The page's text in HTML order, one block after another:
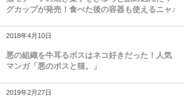
グカップが発売！食べた後の容器も使えるニャ♪
2018年4月10日
悪の組織を牛耳るボスはネコ好きだった！人気
マンガ「悪のボスと猫。」
2019年2月27日